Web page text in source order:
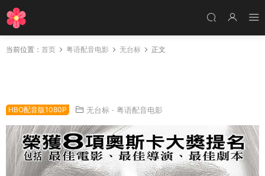
当前位置： 首页 粤语配音电影 无台标 正文
HBO配音版1080P 无台标 · 粤语配音电影